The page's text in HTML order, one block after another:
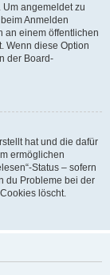
angemeldet zu
Anmelden
an einem öffentlichen
Wenn diese Option
der Board-
hat und die dafür
ermöglichen
Status – sofern
du Probleme bei der
löscht.